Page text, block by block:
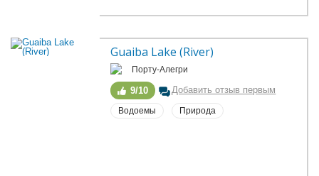
Guaiba Lake (River)
Порту-Алегри
9/10 Добавить отзыв первым
Водоемы Природа